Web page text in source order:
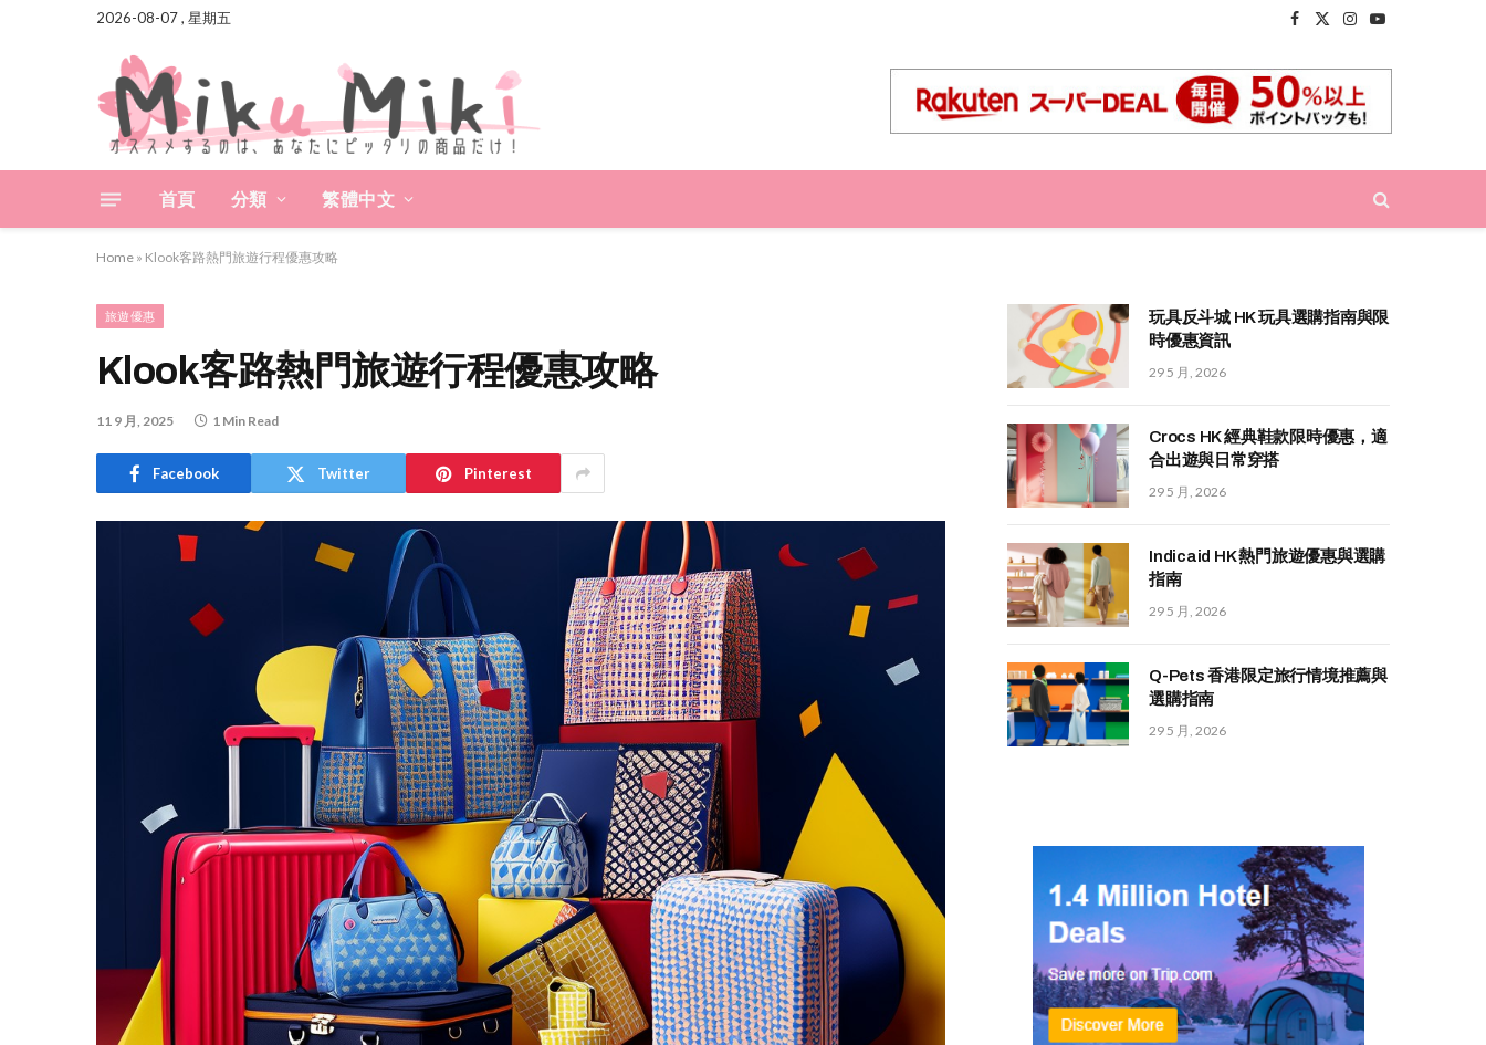
2026-08-07 , 星期五
Facebook
X
Instagram
YouTube
首頁 分類 繁體中文
Home » Klook客路熱門旅遊行程優惠攻略
旅遊優惠
Klook客路熱門旅遊行程優惠攻略
11 9 月, 2025 1 Min Read
Facebook Twitter Pinterest
玩具反斗城 HK 玩具選購指南與限
時優惠資訊
29 5 月, 2026
Crocs HK 經典鞋款限時優惠，適
合出遊與日常穿搭
29 5 月, 2026
Indicaid HK 熱門旅遊優惠與選購
指南
29 5 月, 2026
Q-Pets 香港限定旅行情境推薦與
選購指南
29 5 月, 2026